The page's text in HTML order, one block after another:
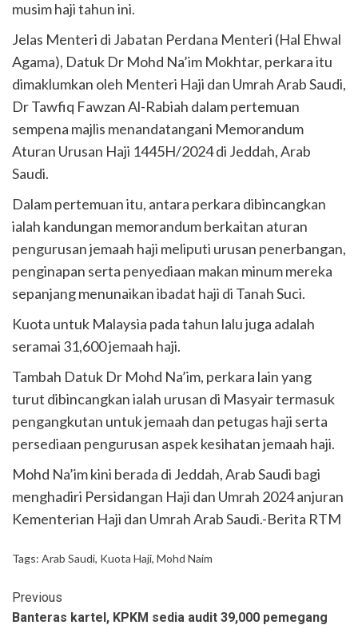
musim haji tahun ini.
Jelas Menteri di Jabatan Perdana Menteri (Hal Ehwal
Agama), Datuk Dr Mohd Na’im Mokhtar, perkara itu
dimaklumkan oleh Menteri Haji dan Umrah Arab Saudi,
Dr Tawfiq Fawzan Al-Rabiah dalam pertemuan
sempena majlis menandatangani Memorandum
Aturan Urusan Haji 1445H/2024 di Jeddah, Arab
Saudi.
Dalam pertemuan itu, antara perkara dibincangkan
ialah kandungan memorandum berkaitan aturan
pengurusan jemaah haji meliputi urusan penerbangan,
penginapan serta penyediaan makan minum mereka
sepanjang menunaikan ibadat haji di Tanah Suci.
Kuota untuk Malaysia pada tahun lalu juga adalah
seramai 31,600 jemaah haji.
Tambah Datuk Dr Mohd Na’im, perkara lain yang
turut dibincangkan ialah urusan di Masyair termasuk
pengangkutan untuk jemaah dan petugas haji serta
persediaan pengurusan aspek kesihatan jemaah haji.
Mohd Na’im kini berada di Jeddah, Arab Saudi bagi
menghadiri Persidangan Haji dan Umrah 2024 anjuran
Kementerian Haji dan Umrah Arab Saudi.-Berita RTM
Tags: Arab Saudi, Kuota Haji, Mohd Naim
Previous
Banteras kartel, KPKM sedia audit 39,000 pemegang